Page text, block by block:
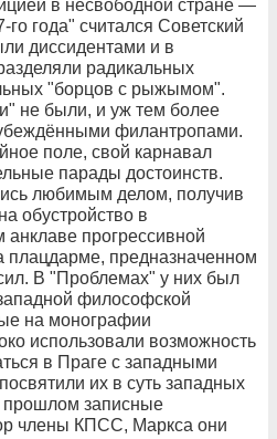
в несвободной стране —
года" считался Советский
диссидентами и в
радикальных
"борцов с рыжымом".
не были, и уж тем более
филантропами.
поле, свой карнавал
парады достоинств.
любимым делом, получив
обустройство в
прогрессивной
предназначенном
В "Проблемах" у них был
философской
на монографии
использовали возможность
в Праге с западными
их в суть западных
записные
члены КПСС, Маркса они